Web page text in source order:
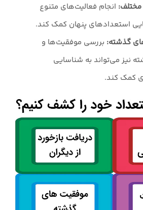
مختلف: انجام فعالیت‌های متنوع
استعدادهای پنهان کمک کند.
گذشته: بررسی موفقیت‌ها و
نیز می‌تواند به شناسایی
کمک کند.